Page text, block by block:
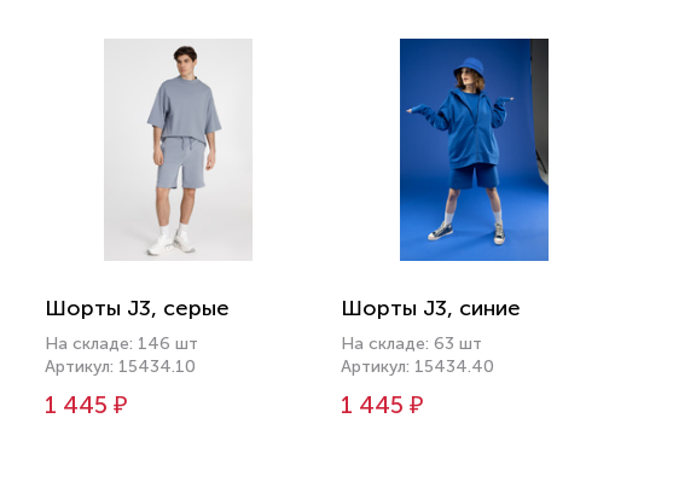
Шорты J3, серые
На складе: 146 шт
Артикул: 15434.10
1 445 ₽
Шорты J3, синие
На складе: 63 шт
Артикул: 15434.40
1 445 ₽